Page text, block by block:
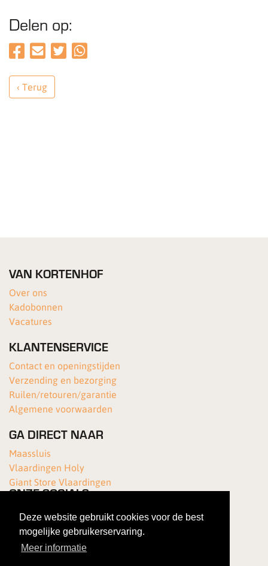
Deze website gebruikt cookies voor de best
mogelijke gebruikerservaring.
Meer informatie
Delen op:
‹ Terug
VAN KORTENHOF
Over ons
Kadobonnen
Vacatures
KLANTENSERVICE
Contact en openingstijden
Verzending en bezorging
Ruilen/retouren/garantie
Algemene voorwaarden
GA DIRECT NAAR
Maassluis
Vlaardingen Holy
Giant Store Vlaardingen
ONZE SOCIALS